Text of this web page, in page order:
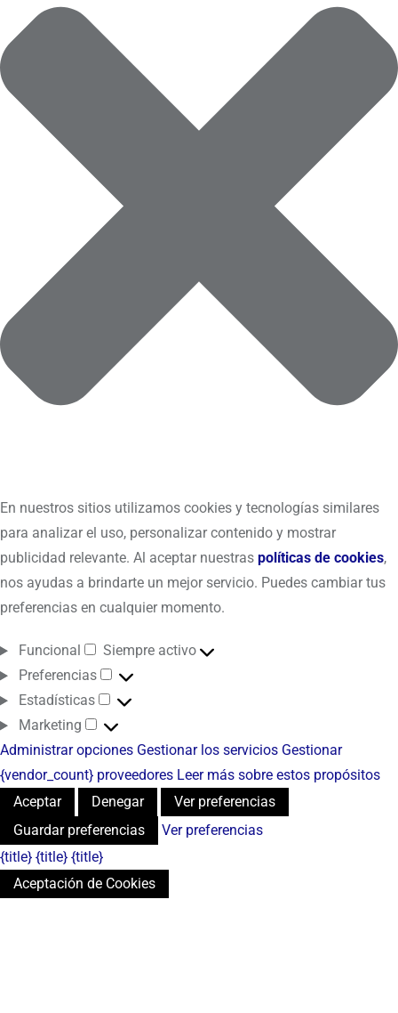
En nuestros sitios utilizamos cookies y tecnologías similares
para analizar el uso, personalizar contenido y mostrar
publicidad relevante. Al aceptar nuestras políticas de cookies,
nos ayudas a brindarte un mejor servicio. Puedes cambiar tus
preferencias en cualquier momento.
Funcional
Siempre activo
Preferencias
Estadísticas
Marketing
Administrar opciones Gestionar los servicios Gestionar
{vendor_count} proveedores Leer más sobre estos propósitos
Aceptar
Denegar
Ver preferencias
Guardar preferencias
Ver preferencias
{title} {title} {title}
Aceptación de Cookies